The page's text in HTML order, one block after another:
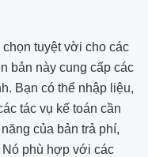
tuyệt vời cho các
bản này cung cấp các
Bạn có thể nhập liệu,
tác vụ kế toán cần
của bản trả phí,
phù hợp với các